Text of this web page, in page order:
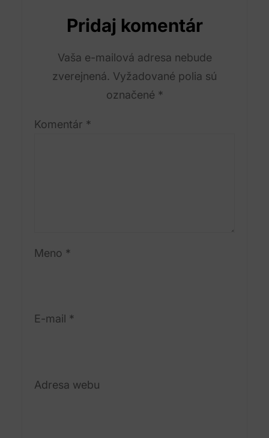
Pridaj komentár
Vaša e-mailová adresa nebude
zverejnená. Vyžadované polia sú
označené *
Komentár *
Meno *
E-mail *
Adresa webu